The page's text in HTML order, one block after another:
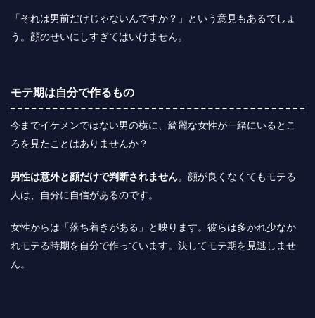
「それは男前だけじゃないんですか？」という意見もあるでしょ
う。顔のせいにしすぎてはいけません。
モテ期は自分で作るもの
今までイケメンではない男の横に、綺麗な女性が一緒にいるとこ
ろを見たことはありませんか？
男性は意外と顔だけで判断されません。顔が良くなくてもモテる
人は、自分に自信があるのです。
女性からは「落ち着きがある」と映ります。彼らは多かれ少なか
れモテる時期を自分で作っています。決してモテ期を見逃しませ
ん。